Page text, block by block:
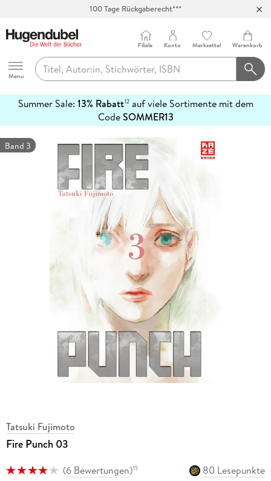
100 Tage Rückgaberecht***
Hugendubel
Menu
Filiale Konto Merkzettel Warenkorb
Summer Sale: 13% Rabatt12auf viele Sortimente mit dem
CodeSOMMER13
erfahren
Band 3
Tatsuki Fujimoto
Fire Punch 03
(6 Bewertungen)15
80 Lesepunkte